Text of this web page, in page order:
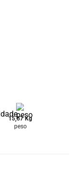
15,67 Kg
peso